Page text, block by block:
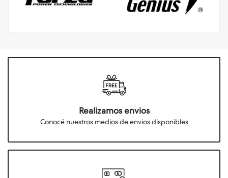
Realizamos envios
Conocé nuestros medios de envios disponibles